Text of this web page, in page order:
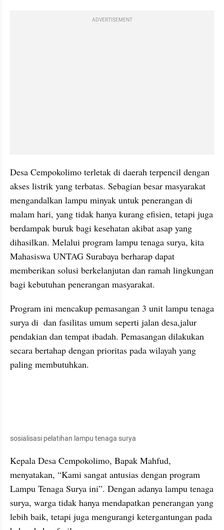
ADVERTISEMENT
Desa Cempokolimo terletak di daerah terpencil dengan
akses listrik yang terbatas. Sebagian besar masyarakat
mengandalkan lampu minyak untuk penerangan di
malam hari, yang tidak hanya kurang efisien, tetapi juga
berdampak buruk bagi kesehatan akibat asap yang
dihasilkan. Melalui program lampu tenaga surya, kita
Mahasiswa UNTAG Surabaya berharap dapat
memberikan solusi berkelanjutan dan ramah lingkungan
bagi kebutuhan penerangan masyarakat.
Program ini mencakup pemasangan 3 unit lampu tenaga
surya di  dan fasilitas umum seperti jalan desa,jalur
pendakian dan tempat ibadah. Pemasangan dilakukan
secara bertahap dengan prioritas pada wilayah yang
paling membutuhkan.
sosialisasi pelatihan lampu tenaga surya
Kepala Desa Cempokolimo, Bapak Mahfud,
menyatakan, “Kami sangat antusias dengan program
Lampu Tenaga Surya ini”. Dengan adanya lampu tenaga
surya, warga tidak hanya mendapatkan penerangan yang
lebih baik, tetapi juga mengurangi ketergantungan pada